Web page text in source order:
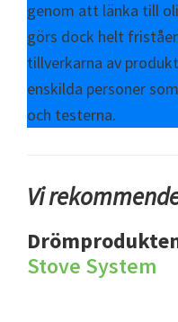
genom att länka till
görs dock helt
tillverkarna av
enskilda personer
och testerna.
Vi
Stove System